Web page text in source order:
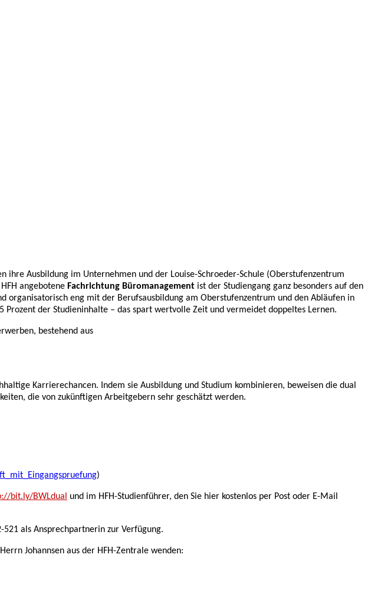
ihre Ausbildung im Unternehmen und der Louise-Schroeder-Schule (Oberstufenzentrum
angebotene Fachrichtung Büromanagement ist der Studiengang ganz besonders auf den
organisatorisch eng mit der Berufsausbildung am Oberstufenzentrum und den Abläufen in
der Studieninhalte – das spart wertvolle Zeit und vermeidet doppeltes Lernen.
bestehend aus
Karrierechancen. Indem sie Ausbildung und Studium kombinieren, beweisen die dual
die von zukünftigen Arbeitgebern sehr geschätzt werden.
)
bit.ly/BWLdual
und im HFH-Studienführer, den Sie hier kostenlos per Post oder E-Mail
521 als Ansprechpartnerin zur Verfügung.
Johannsen aus der HFH-Zentrale wenden: